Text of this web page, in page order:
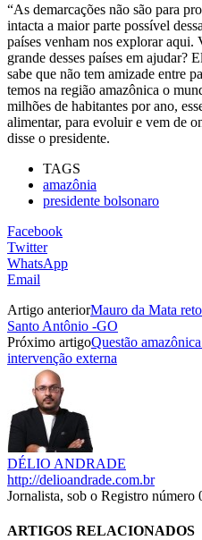
“As demarcações não são para
intacta a maior parte possível
países venham nos explorar aqui.
grande desses países em ajudar?
sabe que não tem amizade entre
temos na região amazônica o
milhões de habitantes por ano,
alimentar, para evoluir e vem de
disse o presidente.
TAGS
amazônia
presidente bolsonaro
Facebook
Twitter
WhatsApp
Email
Artigo anteriorMauro da Mata
Santo Antônio -GO
Próximo artigoQuestão
intervenção externa
DÉLIO ANDRADE
http://delioandrade.com.br
Jornalista, sob o Registro número
ARTIGOS RELACIONADOS